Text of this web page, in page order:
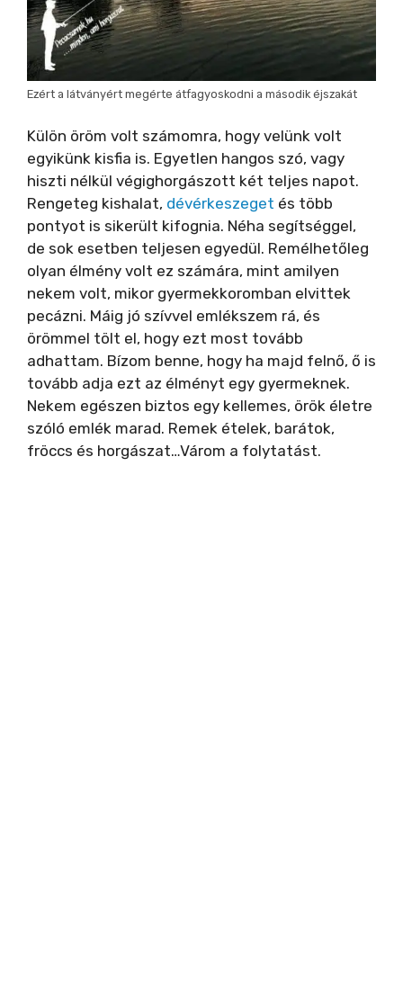
Ezért a látványért megérte átfagyoskodni a második éjszakát
Külön öröm volt számomra, hogy velünk volt
egyikünk kisfia is. Egyetlen hangos szó, vagy
hiszti nélkül végighorgászott két teljes napot.
Rengeteg kishalat, dévérkeszeget és több
pontyot is sikerült kifognia. Néha segítséggel,
de sok esetben teljesen egyedül. Remélhetőleg
olyan élmény volt ez számára, mint amilyen
nekem volt, mikor gyermekkoromban elvittek
pecázni. Máig jó szívvel emlékszem rá, és
örömmel tölt el, hogy ezt most tovább
adhattam. Bízom benne, hogy ha majd felnő, ő is
tovább adja ezt az élményt egy gyermeknek.
Nekem egészen biztos egy kellemes, örök életre
szóló emlék marad. Remek ételek, barátok,
fröccs és horgászat…Várom a folytatást.